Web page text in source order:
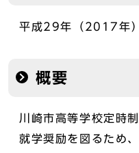
平成29年（2017年
概要
川崎市高等学校定時
就学奨励を図るため